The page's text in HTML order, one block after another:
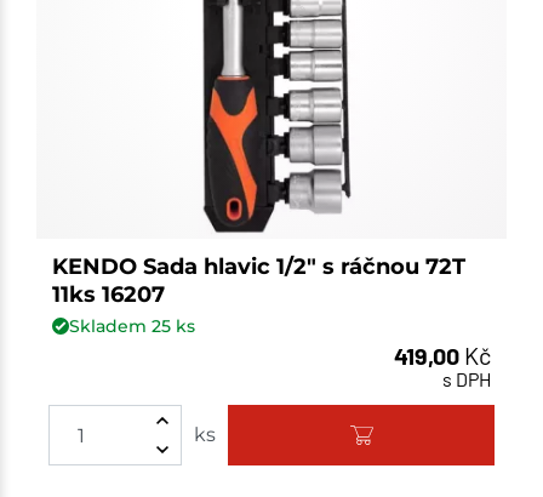
KENDO Sada hlavic 1/2" s ráčnou 72T
11ks 16207
Skladem 25ks
419,00 Kč
s DPH
ks